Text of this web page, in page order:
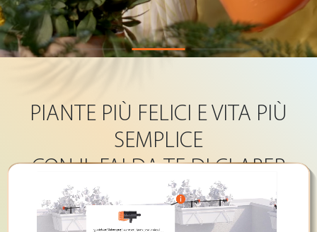
PIANTE PIÙ FELICI E VITA PIÙ
SEMPLICE
CON IL FAI DA TE DI CLABER